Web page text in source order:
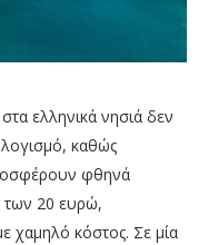
ελληνικά νησιά δεν
καθώς
φθηνά
των 20 ευρώ,
χαμηλό κόστος. Σε μία